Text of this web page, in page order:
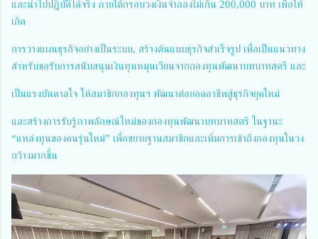
และนำไปปฏิบัติได้จริง ภายใต้กรอบวงเงินจำลองไม่เกิน 200,000 บาท เพื่อให้
เกิด
การวางแผนธุรกิจอย่างเป็นระบบ, สร้างต้นแบบธุรกิจสำเร็จรูป เพื่อเป็นแนวทาง
สำหรับขอรับการสนับสนุนเงินทุนหมุนเวียนจากกองทุนพัฒนาบทบาทสตรี และ
เป็นแรงบันดาลใจ ให้สมาชิกกองทุนฯ พัฒนาต่อยอดอาชีพสู่ธุรกิจยุคใหม่
และสร้างการรับรู้ภาพลักษณ์ใหม่ของกองทุนพัฒนาบทบาทสตรี ในฐานะ
“แหล่งทุนของคนรุ่นใหม่” เพื่อขยายฐานสมาชิกและเพิ่มการเข้าถึงกองทุนในวง
กว้างมากขึ้น